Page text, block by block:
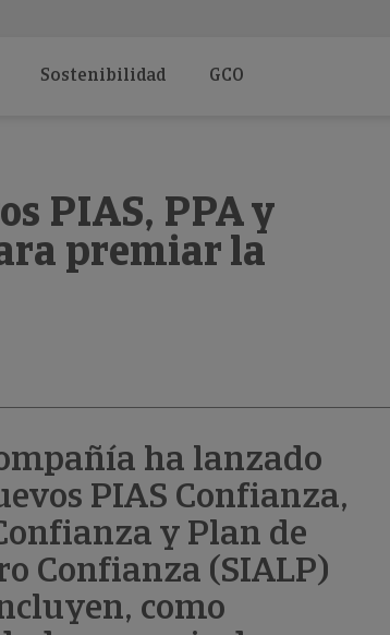
Sostenibilidad GCO
PIAS, PPA y
premiar la
ha lanzado
PIAS Confianza,
y Plan de
Confianza (SIALP)
como